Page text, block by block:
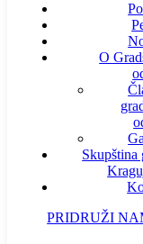
O
Skupština
PRIDRUŽI